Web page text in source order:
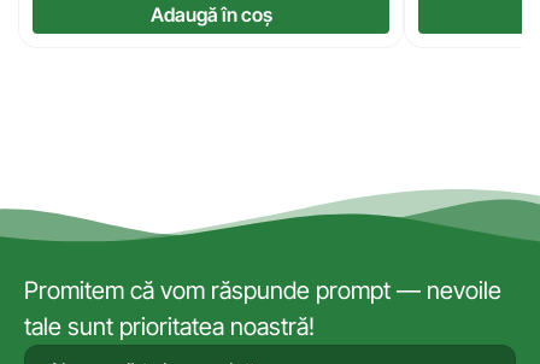
Adaugă în coș
Promitem că vom răspunde prompt — nevoile
tale sunt prioritatea noastră!